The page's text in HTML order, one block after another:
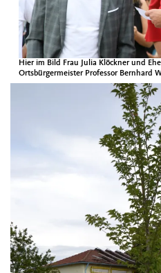
Hier im Bild Frau Julia Klöck­n­er und
Orts­bürg­er­meis­ter Pro­fes­sor Bern­hard